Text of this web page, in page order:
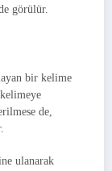
görülür.
bir kelime
de,
ulanarak